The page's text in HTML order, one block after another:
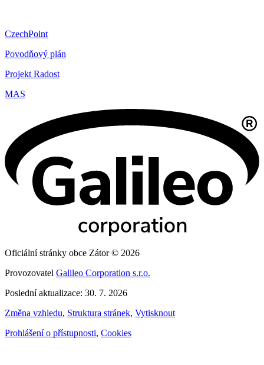
CzechPoint
Povodňový plán
Projekt Radost
MAS
Oficiální stránky obce Zátor © 2026
Provozovatel Galileo Corporation s.r.o.
Poslední aktualizace: 30. 7. 2026
Změna vzhledu, Struktura stránek, Vytisknout
Prohlášení o přístupnosti, Cookies